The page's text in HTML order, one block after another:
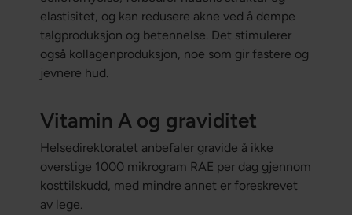
elastisitet, og kan redusere akne ved å dempe
talgproduksjon og betennelse. Det stimulerer
også kollagenproduksjon, noe som gir fastere og
jevnere hud.
Vitamin A og graviditet
Helsedirektoratet anbefaler gravide å ikke
overstige 1000 mikrogram RAE per dag gjennom
kosttilskudd, med mindre annet er foreskrevet
av lege.